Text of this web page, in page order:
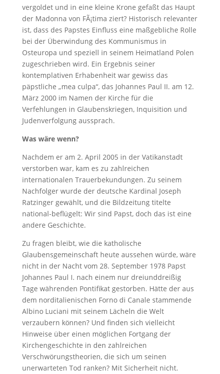
vergoldet und in eine kleine Krone gefaßt das Haupt
der Madonna von FÃ¡tima ziert? Historisch relevanter
ist, dass des Papstes Einfluss eine maßgebliche Rolle
bei der Überwindung des Kommunismus in
Osteuropa und speziell in seinem Heimatland Polen
zugeschrieben wird. Ein Ergebnis seiner
kontemplativen Erhabenheit war gewiss das
päpstliche „mea culpa“, das Johannes Paul II. am 12.
März 2000 im Namen der Kirche für die
Verfehlungen in Glaubenskriegen, Inquisition und
Judenverfolgung aussprach.
Was wäre wenn?
Nachdem er am 2. April 2005 in der Vatikanstadt
verstorben war, kam es zu zahlreichen
internationalen Trauerbekundungen. Zu seinem
Nachfolger wurde der deutsche Kardinal Joseph
Ratzinger gewählt, und die Bildzeitung titelte
national-beflügelt: Wir sind Papst, doch das ist eine
andere Geschichte.
Zu fragen bleibt, wie die katholische
Glaubensgemeinschaft heute aussehen würde, wäre
nicht in der Nacht vom 28. September 1978 Papst
Johannes Paul I. nach einem nur dreiunddreißig
Tage währenden Pontifikat gestorben. Hätte der aus
dem norditalienischen Forno di Canale stammende
Albino Luciani mit seinem Lächeln die Welt
verzaubern können? Und finden sich vielleicht
Hinweise über einen möglichen Fortgang der
Kirchengeschichte in den zahlreichen
Verschwörungstheorien, die sich um seinen
unerwarteten Tod ranken? Mit Sicherheit nicht.